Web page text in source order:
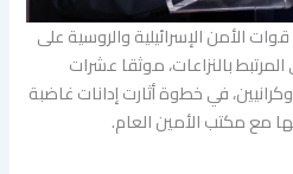
الأمن الإسرائيلية والروسية على
بالنزاعات، موثقا عشرات
في خطوة أثارت إدانات غاضبة
مع مكتب الأمين العام.